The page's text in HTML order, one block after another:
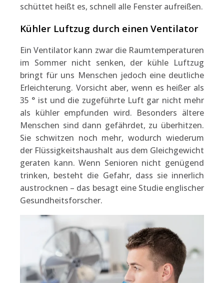
schüttet heißt es, schnell alle Fenster aufreißen.
Kühler Luftzug durch einen Ventilator
Ein Ventilator kann zwar die Raumtemperaturen
im Sommer nicht senken, der kühle Luftzug
bringt für uns Menschen jedoch eine deutliche
Erleichterung. Vorsicht aber, wenn es heißer als
35 ° ist und die zugeführte Luft gar nicht mehr
als kühler empfunden wird. Besonders ältere
Menschen sind dann gefährdet, zu überhitzen.
Sie schwitzen noch mehr, wodurch wiederum
der Flüssigkeitshaushalt aus dem Gleichgewicht
geraten kann. Wenn Senioren nicht genügend
trinken, besteht die Gefahr, dass sie innerlich
austrocknen – das besagt eine Studie englischer
Gesundheitsforscher.